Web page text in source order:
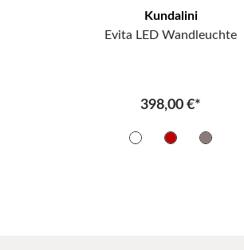
Kundalini
Evita LED Wandleuchte
398,00 €*